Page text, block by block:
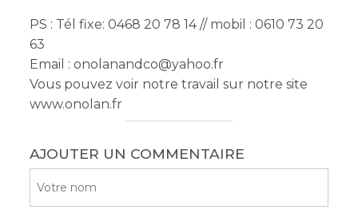
PS : Tél fixe: 0468 20 78 14 // mobil : 0610 73 20
63
Email : onolanandco@yahoo.fr
Vous pouvez voir notre travail sur notre site
www.onolan.fr
AJOUTER UN COMMENTAIRE